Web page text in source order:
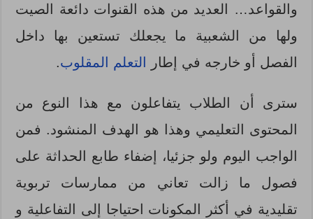
والقواعد… العديد من هذه القنوات دائعة الصيت
ولها من الشعبية ما يجعلك تستعين بها داخل
الفصل أو خارجه في إطار
التعلم المقلوب.
سترى أن الطلاب يتفاعلون مع هذا النوع من
المحتوى التعليمي وهذا هو الهدف المنشود. فمن
الواجب اليوم ولو جزئيا، إضفاء طابع الحداثة على
فصول ما زالت تعاني من ممارسات تربوية
تقليدية في أكثر المكونات احتياجا إلى التفاعلية و